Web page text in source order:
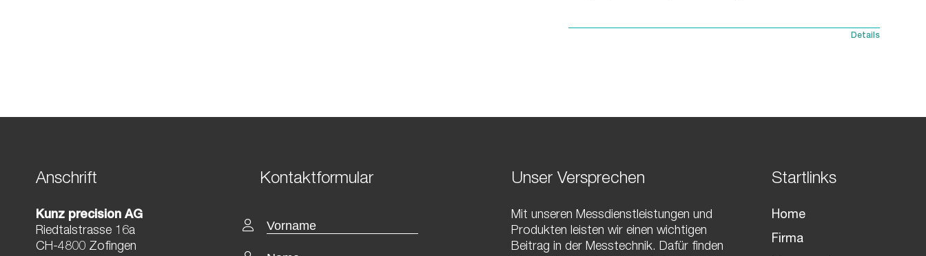
Details
Anschrift
Kunz precision AG
Riedtalstrasse 16a
CH-4800 Zofingen
Kontaktformular Unser Versprechen
Mit unseren Messdienstleistungen und
Produkten leisten wir einen wichtigen
Beitrag in der Messtechnik. Dafür finden
Startlinks
Home
Firma